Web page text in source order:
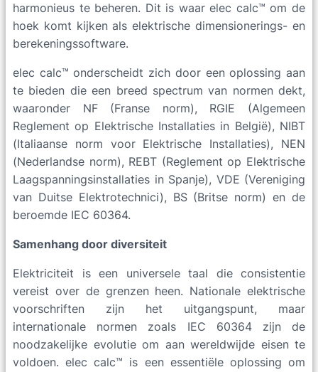
harmonieus te beheren. Dit is waar elec calc™ om de
hoek komt kijken als elektrische dimensionerings- en
berekeningssoftware.
elec calc™ onderscheidt zich door een oplossing aan
te bieden die een breed spectrum van normen dekt,
waaronder NF (Franse norm), RGIE (Algemeen
Reglement op Elektrische Installaties in België), NIBT
(Italiaanse norm voor Elektrische Installaties), NEN
(Nederlandse norm), REBT (Reglement op Elektrische
Laagspanningsinstallaties in Spanje), VDE (Vereniging
van Duitse Elektrotechnici), BS (Britse norm) en de
beroemde IEC 60364.
Samenhang door diversiteit
Elektriciteit is een universele taal die consistentie
vereist over de grenzen heen. Nationale elektrische
voorschriften zijn het uitgangspunt, maar
internationale normen zoals IEC 60364 zijn de
noodzakelijke evolutie om aan wereldwijde eisen te
voldoen. elec calc™ is een essentiële oplossing om